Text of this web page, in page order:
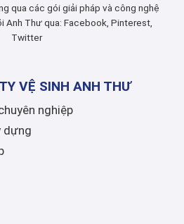
qua các gói giải pháp và công nghệ
Anh Thư qua: Facebook Pinterest
Twitter
VỆ SINH ANH THƯ
nghiệp
dựng